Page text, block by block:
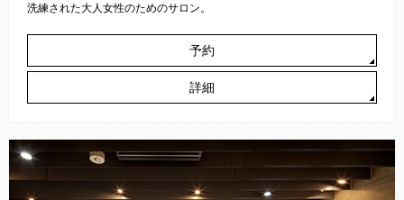
洗練された大人女性のためのサロン。
予約
詳細